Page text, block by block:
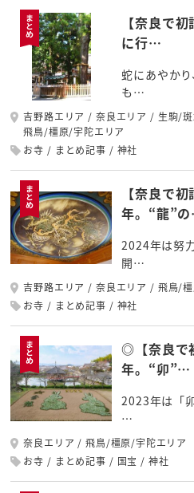
【奈良で
に行…
蛇にあやか
も…
吉野路エリア 奈良エリア
生駒/
飛鳥/橿原/宇陀エリア
お寺
まとめ記事 神社
【奈良で
年。“龍”
2024年は努
開…
吉野路エリア 奈良エリア
飛鳥/
お寺
まとめ記事 神社
◎【奈良で
年。“卯”…
2023年は「
…
奈良エリア
飛鳥/橿原/宇陀エリア
お寺
まとめ記事 国宝 神社